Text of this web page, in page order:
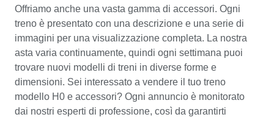
Offriamo anche una vasta gamma di accessori. Ogni
treno è presentato con una descrizione e una serie di
immagini per una visualizzazione completa. La nostra
asta varia continuamente, quindi ogni settimana puoi
trovare nuovi modelli di treni in diverse forme e
dimensioni. Sei interessato a vendere il tuo treno
modello H0 e accessori? Ogni annuncio è monitorato
dai nostri esperti di professione, così da garantirti